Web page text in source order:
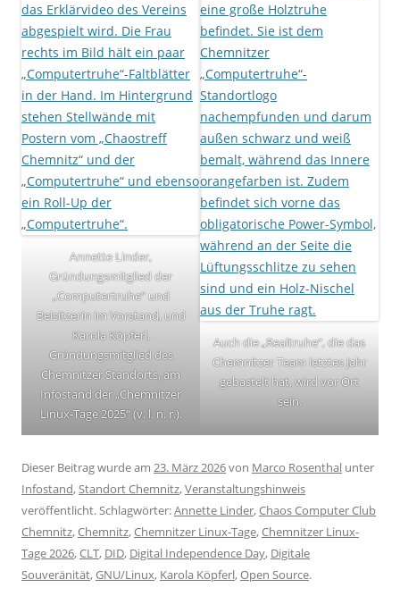
Annette Linder,
Gründungsmitglied der
„Computertruhe“ und
Beisitzerin im Vorstand, und
Karola Köpferl,
Gründungsmitglied des
Chemnitzer Standorts, am
Infostand der „Chemnitzer
Linux-Tage 2025“ (v. l. n. r.).
Auch die „Realtruhe“, die das
Chemnitzer Team letztes Jahr
gebastelt hat, wird vor Ort
sein.
Dieser Beitrag wurde am 23. März 2026von Marco Rosenthal unter
Infostand,Standort Chemnitz,Veranstaltungshinweis
veröffentlicht. Schlagwörter:Annette Linder,Chaos Computer Club
Chemnitz,Chemnitz,Chemnitzer Linux-Tage,Chemnitzer Linux-
Tage 2026,CLT, DID, Digital Independence Day, Digitale
Souveränität,GNU/Linux, Karola Köpferl,Open Source.